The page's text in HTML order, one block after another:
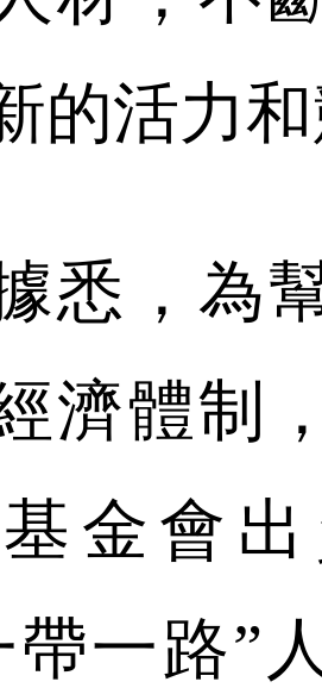
的活力
，為幫
濟體制
金會
帶一路”